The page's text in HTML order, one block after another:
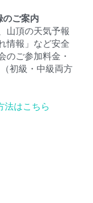
ご案内
山頂の天気予報
情報」など安全
のご参加料金・
初級・中級両方
法はこちら